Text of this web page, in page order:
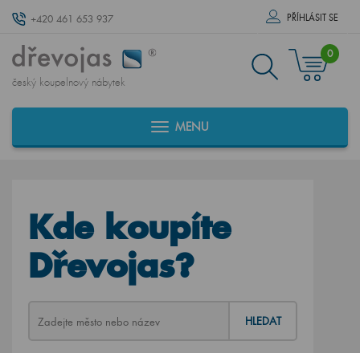
+420 461 653 937 PŘÍHLÁSIT SE
český koupelnový nábytek
0
MENU
Kde koupíte
Dřevojas?
HLEDAT